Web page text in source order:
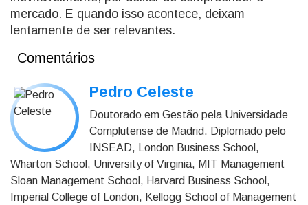
mercado. E quando isso acontece, deixam
lentamente de ser relevantes.
Comentários
Pedro Celeste
Doutorado em Gestão pela Universidade
Complutense de Madrid. Diplomado pelo
INSEAD, London Business School,
Wharton School, University of Virginia, MIT Management
Sloan Management School, Harvard Business School,
Imperial College of London, Kellogg School of Management